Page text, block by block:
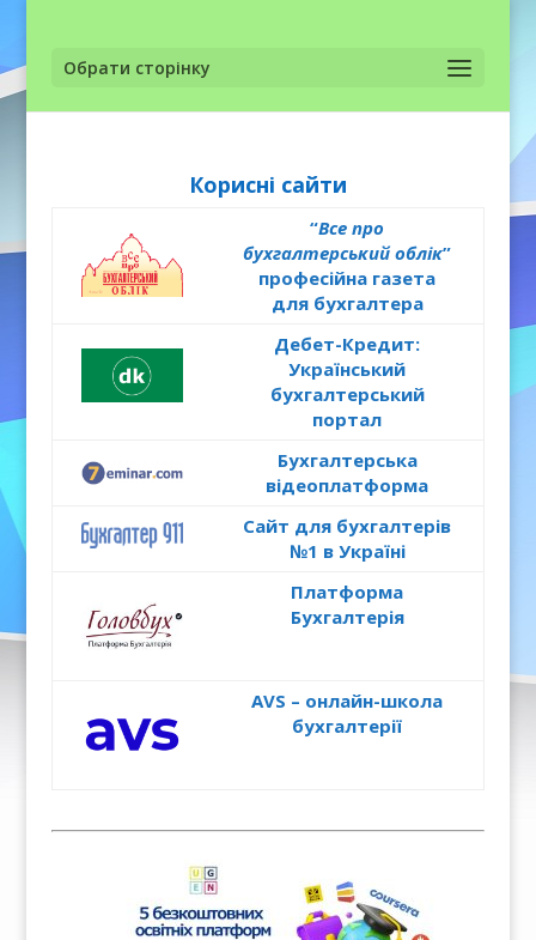
Обрати сторінку
Корисні сайти
“Все про
бухгалтерський облік”
професійна газета
для бухгалтера
Дебет-Кредит:
Український
бухгалтерський
портал
Бухгалтерська
відеоплатформа
Сайт для бухгалтерів
№1 в Україні
Платформа
Бухгалтерія
AVS – онлайн-школа
бухгалтерії